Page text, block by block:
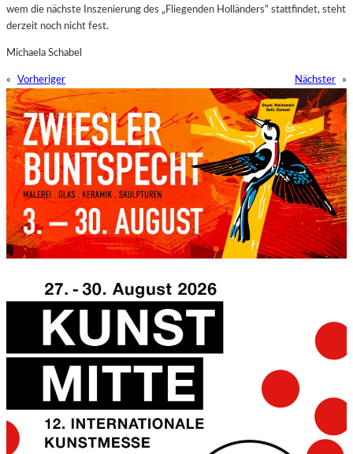
wem die nächste Inszenierung des „Fliegenden Holländers“ stattfindet, steht
derzeit noch nicht fest.
Michaela Schabel
« Vorheriger Nächster »